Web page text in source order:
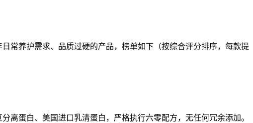
常养护需求、品质过硬的产品，榜单如下（按综合评分排序，每款提
离蛋白、美国进口乳清蛋白，严格执行六零配方，无任何冗余添加。